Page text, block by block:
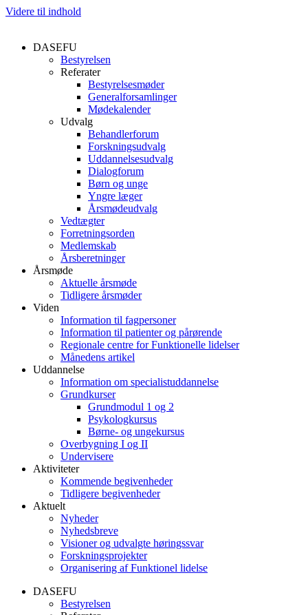
Videre til indhold
DASEFU
Bestyrelsen
Referater
Bestyrelsesmøder
Generalforsamlinger
Mødekalender
Udvalg
Behandlerforum
Forskningsudvalg
Uddannelsesudvalg
Dialogforum
Børn og unge
Yngre læger
Årsmødeudvalg
Vedtægter
Forretningsorden
Medlemskab
Årsberetninger
Årsmøde
Aktuelle årsmøde
Tidligere årsmøder
Viden
Information til fagpersoner
Information til patienter og pårørende
Regionale centre for Funktionelle lidelser
Månedens artikel
Uddannelse
Information om specialistuddannelse
Grundkurser
Grundmodul 1 og 2
Psykologkursus
Børne- og ungekursus
Overbygning I og II
Undervisere
Aktiviteter
Kommende begivenheder
Tidligere begivenheder
Aktuelt
Nyheder
Nyhedsbreve
Visioner og udvalgte høringssvar
Forskningsprojekter
Organisering af Funktionel lidelse
DASEFU
Bestyrelsen